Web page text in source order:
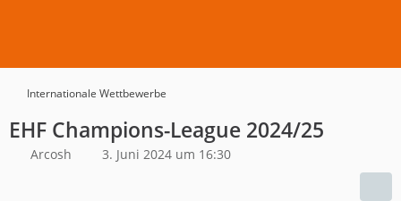
Internationale Wettbewerbe
EHF Champions-League 2024/25
Arcosh 3. Juni 2024 um 16:30